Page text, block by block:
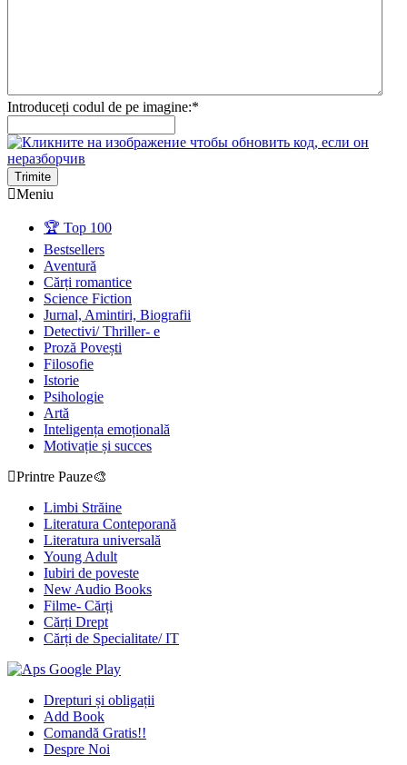
Introduceți codul de pe imagine:*
Trimite
Meniu
🏆 Top 100
Bestsellers
Aventură
Cărți romantice
Science Fiction
Jurnal, Amintiri, Biografii
Detectivi/ Thriller- e
Proză Povești
Filosofie
Istorie
Psihologie
Artă
Inteligența emoțională
Motivație și succes
Printre Pauze🎨
Limbi Străine
Literatura Conteporană
Literatura universală
Young Adult
Iubiri de poveste
New Audio Books
Filme- Cărți
Cărți Drept
Cărți de Specialitate/ IT
Drepturi și obligații
Add Book
Comandă Gratis!!
Despre Noi